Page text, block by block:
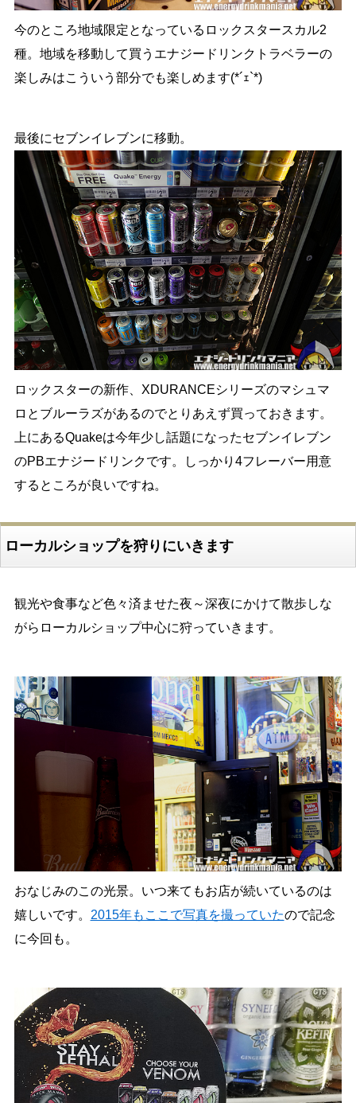
今のところ地域限定となっているロックスタースカル2
種。地域を移動して買うエナジードリンクトラベラーの
楽しみはこういう部分でも楽しめます(*´ｪ`*)
最後にセブンイレブンに移動。
ロックスターの新作、XDURANCEシリーズのマシュマ
ロとブルーラズがあるのでとりあえず買っておきます。
上にあるQuakeは今年少し話題になったセブンイレブン
のPBエナジードリンクです。しっかり4フレーバー用意
するところが良いですね。
ローカルショップを狩りにいきます
観光や食事など色々済ませた夜～深夜にかけて散歩しな
がらローカルショップ中心に狩っていきます。
おなじみのこの光景。いつ来てもお店が続いているのは
嬉しいです。 2015年もここで写真を撮っていたので記念
に今回も。